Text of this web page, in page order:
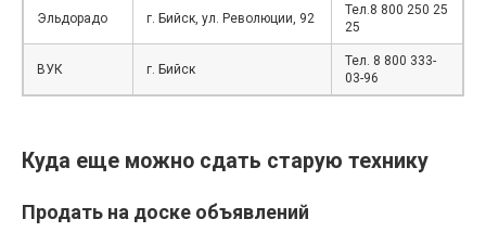
Эльдорадо г. Бийск, ул. Революции, 92
Тел.8 800 250 25
25
ВУК г. Бийск
Тел. 8 800 333-
03-96
Куда еще можно сдать старую технику
Продать на доске объявлений